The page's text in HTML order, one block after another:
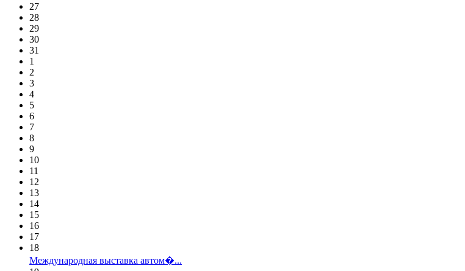
27
28
29
30
31
1
2
3
4
5
6
7
8
9
10
11
12
13
14
15
16
17
18
Международная выставка автом�...